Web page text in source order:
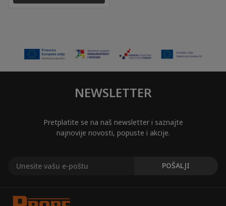
NEWSLETTER
Pretplatite se na naš newsletter i saznajte
najnovije novosti, popuste i akcije.